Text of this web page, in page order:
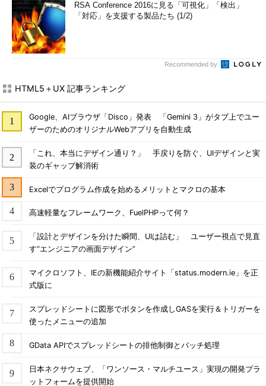
RSA Conference 2016に見る「可視化」「検出」
「対応」を支援する製品たち (1/2)
Recommended by
HTML5＋UX 記事ランキング
Google、AIブラウザ「Disco」発表 「Gemini 3」がタブ上でユー
ザーのためのオリジナルWebアプリを自動生成
「これ、本当にデザイン通り？」 手戻りを防ぐ、UIデザインと実
装のギャップ解消術
Excelでプログラム作成を始めるメリットとマクロの基本
高速軽量なフレームワーク、FuelPHPって何？
「設計とデザインを分けた瞬間、UIは詰む」 ユーザー視点で見直
す“エンジニアの画面デザイン”
マイクロソフト、IEの新機能紹介サイト「status.modern.ie」を正
式版に
スプレッドシートに図形でボタンを作成しGASを実行＆トリガーを
使ったメニューの追加
GData APIでスプレッドシートの排他制御とバッチ処理
日本ネクサウェブ、「ワンソース・マルチユース」実現の開発プラ
ットフォームを提供開始